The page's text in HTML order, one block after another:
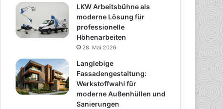
LKW Arbeitsbühne als
moderne Lösung für
professionelle
Höhenarbeiten
28. Mai 2026
Langlebige
Fassadengestaltung:
Werkstoffwahl für
moderne Außenhüllen und
Sanierungen